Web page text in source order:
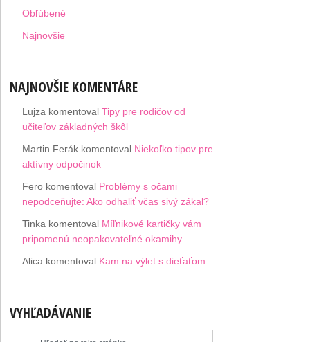
Obľúbené
Najnovšie
NAJNOVŠIE KOMENTÁRE
Lujza komentovalTipy pre rodičov od
učiteľov základných škôl
Martin Ferák komentoval Niekoľko tipov pre
aktívny odpočinok
Fero komentoval Problémy s očami
nepodceňujte: Ako odhaliť včas sivý zákal?
Tinka komentoval Míľnikové kartičky vám
pripomenú neopakovateľné okamihy
Alica komentoval Kam na výlet s dieťaťom
VYHĽADÁVANIE